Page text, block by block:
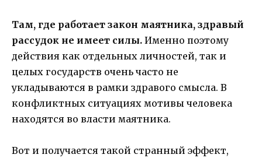
Там, где работает закон маятника, здравый
рассудок не имеет силы. Именно поэтому
действия как отдельных личностей, так и
целых государств очень часто не
укладываются в рамки здравого смысла. В
конфликтных ситуациях мотивы человека
находятся во власти маятника.
Вот и получается такой странный эффект,